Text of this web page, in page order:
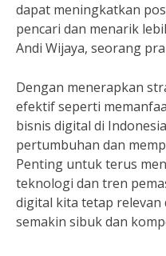
dapat meningkatkan
pencari dan menarik
Andi Wijaya, seorang
Dengan menerapkan
efektif seperti
bisnis digital di
pertumbuhan dan
Penting untuk terus
teknologi dan tren
digital kita tetap
semakin sibuk dan